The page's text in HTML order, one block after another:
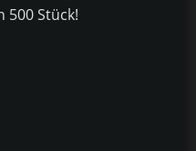
500 Stück!